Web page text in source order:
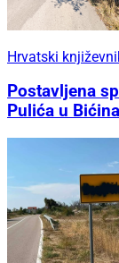
Hrvatski
Postavljena
Pulića u